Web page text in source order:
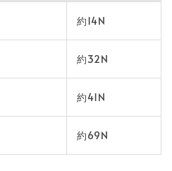
約14N
約32N
約41N
約69N